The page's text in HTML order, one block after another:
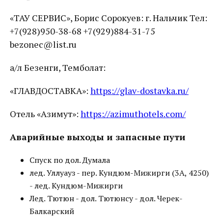
«ТАУ СЕРВИС», Борис Сорокуев: г. Нальчик Тел:
+7(928)950-38-68 +7(929)884-31-75
bezonec@list.ru
а/л Безенги, Темболат:
«ГЛАВДОСТАВКА»: https://glav-dostavka.ru/
Отель «Азимут»: https://azimuthotels.com/
Аварийные выходы и запасные пути
Спуск по дол. Думала
лед. Уллуауз - пер. Кундюм-Мижирги (3А, 4250)
- лед. Кундюм-Мижирги
Лед. Тютюн - дол. Тютюнсу - дол. Черек-
Балкарский